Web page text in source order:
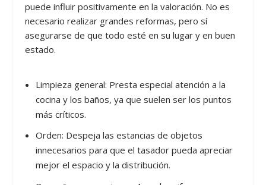
puede influir positivamente en la valoración. No es
necesario realizar grandes reformas, pero sí
asegurarse de que todo esté en su lugar y en buen
estado.
Limpieza general: Presta especial atención a la
cocina y los baños, ya que suelen ser los puntos
más críticos.
Orden: Despeja las estancias de objetos
innecesarios para que el tasador pueda apreciar
mejor el espacio y la distribución.